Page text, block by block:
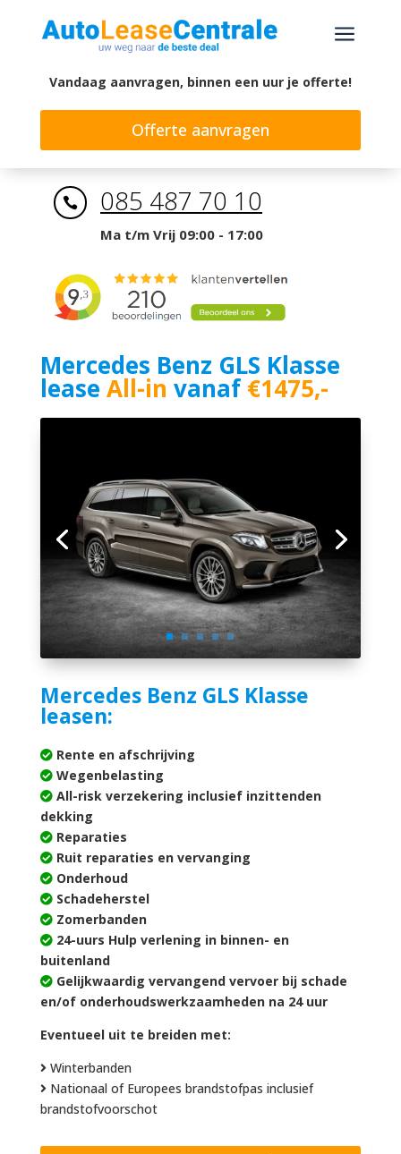
a
Vandaag aanvragen, binnen een uur je offerte!
Offerte aanvragen
 085 487 70 10
Ma t/m Vrij 09:00 - 17:00
Mercedes Benz GLS Klasse
lease All-in vanaf€1475,-
Mercedes Benz GLS Klasse
leasen:
Rente en afschrijving
Wegenbelasting
All-risk verzekering inclusief inzittenden
dekking
Reparaties
Ruit reparaties en vervanging
Onderhoud
Schadeherstel
Zomerbanden
24-uurs Hulp verlening in binnen- en
buitenland
Gelijkwaardig vervangend vervoer bij schade
en/of onderhoudswerkzaamheden na 24 uur
Eventueel uit te breiden met:
Winterbanden
Nationaal of Europees brandstofpas inclusief
brandstofvoorschot